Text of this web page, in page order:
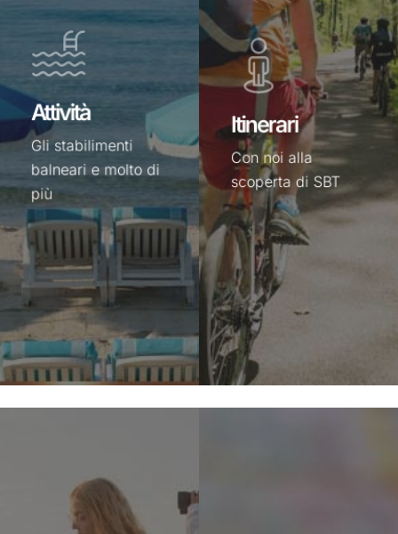
Attività
Gli stabilimenti
balneari e molto di
più
Itinerari
Con noi alla
scoperta di SBT
interesse